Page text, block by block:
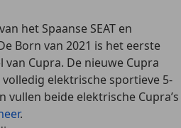
het Spaanse SEAT en
Born van 2021 is het eerste
Cupra. De nieuwe Cupra
volledig elektrische sportieve 5-
vullen beide elektrische Cupra’s
.